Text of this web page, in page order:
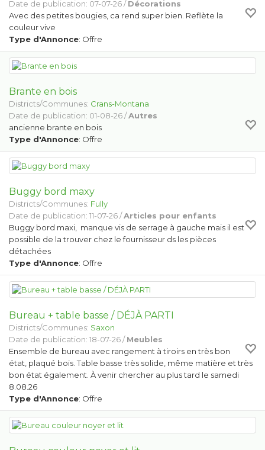
Date de publication: 07-07-26 /Décorations
Avec des petites bougies, ca rend super bien. Reflète la
couleur vive
Type d'Annonce: Offre
Brante en bois
Districts/Communes: Crans-Montana
Date de publication: 01-08-26 /Autres
ancienne brante en bois
Type d'Annonce: Offre
Buggy bord maxy
Districts/Communes: Fully
Date de publication: 11-07-26 /Articles pour enfants
Buggy bord maxi, manque vis de serrage à gauche mais il est
possible de la trouver chez le fournisseur ds les pièces
détachées
Type d'Annonce: Offre
Bureau + table basse / DÉJÀ PARTI
Districts/Communes: Saxon
Date de publication: 18-07-26 /Meubles
Ensemble de bureau avec rangement à tiroirs en très bon
état, plaqué bois. Table basse très solide, même matière et très
bon état également. À venir chercher au plus tard le samedi
8.08.26
Type d'Annonce: Offre